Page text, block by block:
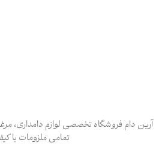
آرین دام فروشگاه تخصصی لوازم دامداری،
تمامی ملزومات با